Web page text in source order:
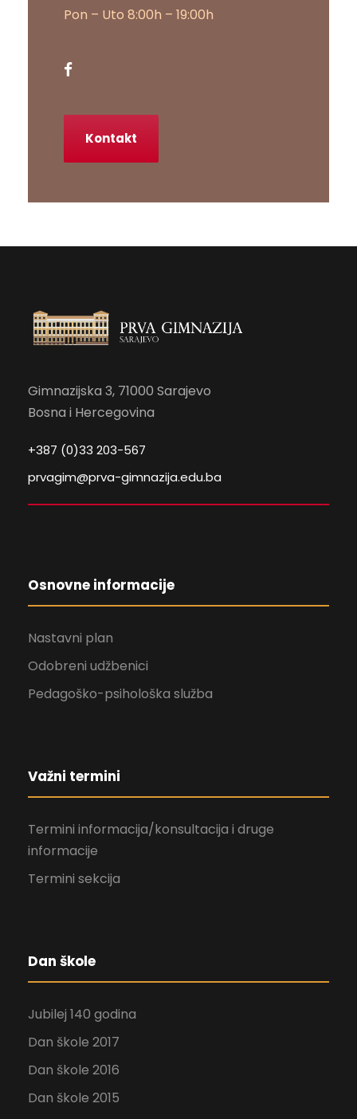
Pon – Uto 8:00h – 19:00h
Kontakt
Gimnazijska 3, 71000 Sarajevo
Bosna i Hercegovina
+387 (0)33 203-567
prvagim@prva-gimnazija.edu.ba
Osnovne informacije
Nastavni plan
Odobreni udžbenici
Pedagoško-psihološka služba
Važni termini
Termini informacija/konsultacija i druge
informacije
Termini sekcija
Dan škole
Jubilej 140 godina
Dan škole 2017
Dan škole 2016
Dan škole 2015